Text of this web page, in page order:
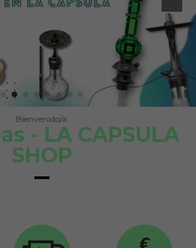
Bienvenido/a
- LA CAPSULA
SHOP